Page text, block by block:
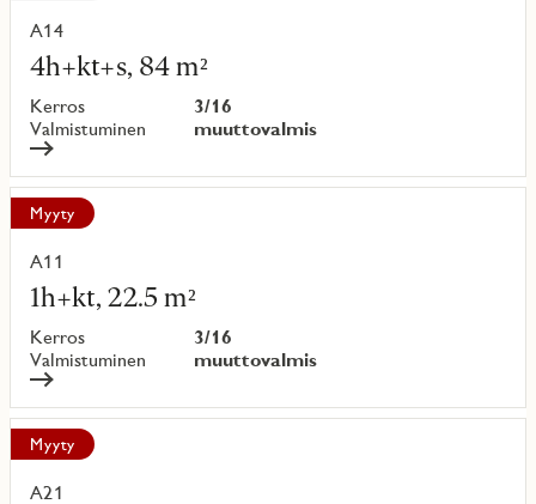
A14
4h+kt+s, 84 m²
Kerros
3/16
Valmistuminen
muuttovalmis
Lue
lisää
kohteesta
Myyty
A11
1h+kt, 22.5 m²
Kerros
3/16
Valmistuminen
muuttovalmis
Lue
lisää
kohteesta
Myyty
A21
Lue